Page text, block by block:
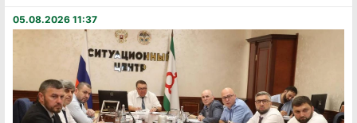
05.08.2026 11:37